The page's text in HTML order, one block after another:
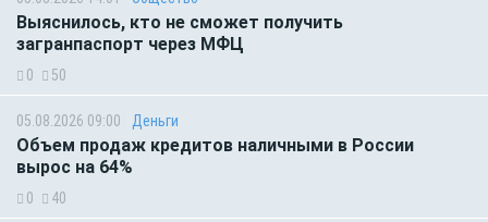
Выяснилось, кто не сможет получить
загранпаспорт через МФЦ
0 50
05.08.2026 09:00 Деньги
Объем продаж кредитов наличными в России
вырос на 64%
0 40